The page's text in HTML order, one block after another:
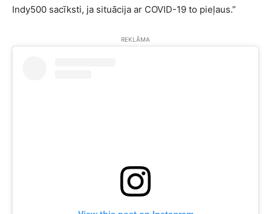
Indy500 sacīksti, ja situācija ar COVID-19 to pieļaus.”
REKLĀMA